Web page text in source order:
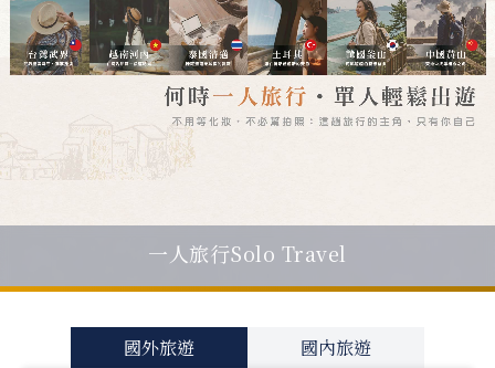
父親節．限時特別企劃一人旅行Solo Travel
國外旅遊 國內旅遊